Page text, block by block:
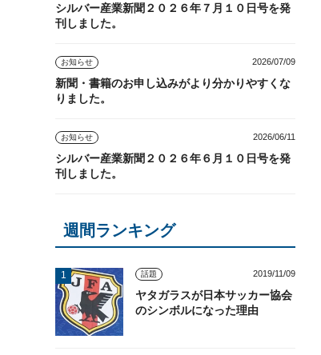
シルバー産業新聞２０２６年７月１０日号を発
刊しました。
お知らせ 2026/07/09
新聞・書籍のお申し込みがより分かりやすくな
りました。
お知らせ 2026/06/11
シルバー産業新聞２０２６年６月１０日号を発
刊しました。
週間ランキング
話題 2019/11/09
ヤタガラスが日本サッカー協会
のシンボルになった理由